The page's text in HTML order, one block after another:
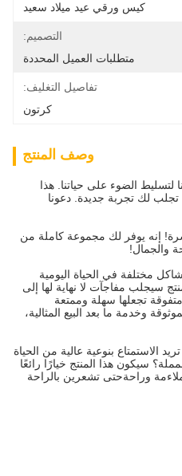
كيس ورقي عيد ميلاد سعيد
التصميم:
متطلبات العميل المحددة
تفاصيل التغليف:
كرتون
وصف المنتج
لتسليط الضوء على حياتنا. هذا
لك تجربة جديدة. دعونا
إنه يوفر لك مجموعة كاملة من
والجمال!
مختلفة في الحياة اليومية
سيجلب مفاجآت لا نهاية لها إلى
تجعلها سهلة وممتعة
وخدمة ما بعد البيع المثالية،
الاستمتاع بنوعية عالية من الحياة
سيكون هذا المنتج خيارًا رائعًا
وراحةحتى تشعرين بالراحة